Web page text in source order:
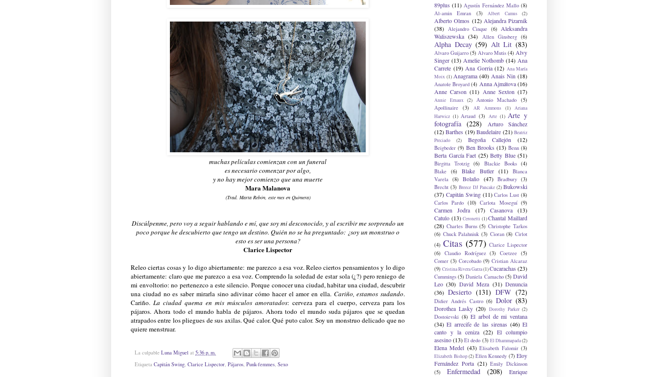
muchas películas comienzan con un funeral
es necesario comenzar por algo,
y no hay mejor comienzo que una muerte
Mara Malanova
(Trad. Marta Rebón, este mes en Quimera)
Discúlpenme, pero voy a seguir hablando e mí, que soy mi desconocido, y al escribir me sorprendo un
poco porque he descubierto que tengo un destino. Quién no se ha preguntado: ¿soy un monstruo o
esto es ser una persona?
Clarice Lispector
Releo ciertas cosas y lo digo abiertamente: me parezco a esa voz. Releo ciertos pensamientos y lo digo
abiertamente: claro que me parezco a esa voz. Comprendo la soledad de estar sola (¿?) pero reniego de
mi envoltorio: no pertenezco a este silencio. Porque conocer una ciudad, habitar una ciudad, descubrir
una ciudad no es saber mirarla sino adivinar cómo hacer el amor en ella. Cariño, estamos sudando.
Cariño. La ciudad quema en mis músculos amoratados: cerveza para el cuerpo, cerveza para los
pájaros. Ahora todo el mundo habla de pájaros. Ahora todo el mundo suda pájaros que se quedan
atrapados entre los pliegues de sus axilas. Qué calor. Qué puto calor. Soy un monstruo delicado que no
quiere menstruar.
La culpable Luna Miguel at 5:36 p. m.
Etiqueta Capitán Swing, Clarice Lispector, Pájaros, Punk-femmes, Sexo
89plus (11) Agustín Fernández Mallo (8)
Al-amin Emran
(3) Albert Camus (2)
Alberto Olmos (12) Alejandra Pizarnik
(38)
Alejandro Cinque (6)
Aleksandra
Waliszewska (34) Allen Ginsberg (6)
Alpha Decay (59) Alt Lit (83)
Alvaro Guijarro (5) Alvaro Mutis (4) Alvy
Singer (13) Amelie Nothomb (14) Ana
Carrete (19) Ana Gorria (12) Ana María
Moix (1) Anagrama (40) Anais Nin (18)
Anatole Broyard (4) Anna Ajmátova (16)
Anne Carson (11) Anne Sexton (17)
Annie Ernaux (2) Antonio Machado
(5)
Apollinaire
(3) AR Ammons (1)
Ariana
Harwicz (1) Artaud (3) Arte (1) Arte y
fotografía (228)
Arturo Sánchez
(12) Barthes (19) Baudelaire (21) Beatriz
Preciado
(2) Begoña Callejón (12)
Beigbeder (9) Ben Brooks (13) Benn (8)
Berta García Faet (25) Betty Blue (51)
Birgitta Trotzig (6) Blackie Books (4)
Blake
(6) Blake Butler (11)
Blanca
Varela
(8) Bolaño (47) Bradbury (3)
Brecht (3) Breece DJ Pancake (2) Bukowski
(37) Capitán Swing (11) Carlos Lust (8)
Carlos Pardo (10) Carlota Moseguí (9)
Carmen Jodra (17) Casanova
(13)
Catulo (13) Ceronetti (1) Chantal Maillard
(28) Charles Burns (5) Christophe Tarkos
(6) Chuck Palahniuk (3) Cioran (8) Cirlot
(4) Citas (577) Clarice Lispector
(6)
Claudio Rodríguez (3) Coetzee (5)
Comer (3) Corcobado (9) Cristian Alcaraz
(9) Cristina Rivera Garza(1)Cucarachas (23)
Cummings (5) Daniela Camacho (5) David
Leo (30) David Meza (31) Denuncia
(36) Desierto (131) DFW (72)
Didier Andrés Castro (6) Dolor (83)
Dorothea Lasky (20) Dorothy Parker (2)
Dostoievski (8) El arbol de mi ventana
(34) El arrecife de las sirenas (46) El
canto y la ceniza (22) El columpio
asesino(13) El dedo (3) El Dhammapada(2)
Elena Medel (43) Elisabeth Falomir (3)
Elizabeth Bishop(2) Ellen Kennedy (7) Eloy
Fernández Porta (21) Emily Dickinson
(5)
Enfermedad (208)
Enrique